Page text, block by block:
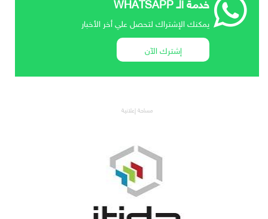
يمكنك الإشتراك لتحصل علي أخر الأخبار
إشترك الآن
مساحة إعلانية